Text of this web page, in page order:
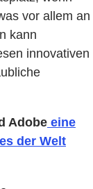
vor allem an
kann
innovativen
Adobe eine
der Welt